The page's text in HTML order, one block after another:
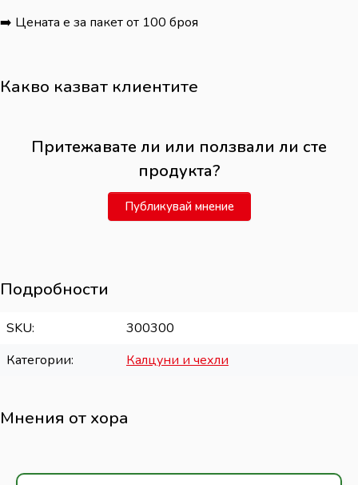
➡️ Цената е за пакет от 100 броя
Какво казват клиентите
Притежавате ли или ползвали ли сте
продукта?
Публикувай мнение
Подробности
SKU
300300
Категории
Калцуни и чехли
Мнения от хора